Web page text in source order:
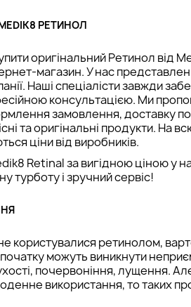
РЕТИНОЛ
оригінальний Ретинол від
магазин. У нас
Наші спеціалісти завжди
консультацією. Ми
замовлення, доставку по
та оригінальні продукти. На
ціни від виробників.
Retinal за вигідною ціною у
турботу і зручний сервіс!
користувалися ретинолом,
можуть виникнути
почервоніння, лущення.
використання, то таких